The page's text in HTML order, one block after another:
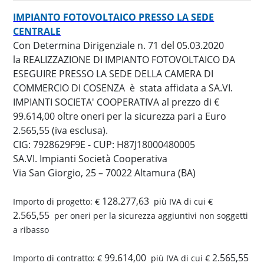
IMPIANTO FOTOVOLTAICO PRESSO LA SEDE
CENTRALE
Con Determina Dirigenziale n. 71 del 05.03.2020
la REALIZZAZIONE DI IMPIANTO FOTOVOLTAICO DA
ESEGUIRE PRESSO LA SEDE DELLA CAMERA DI
COMMERCIO DI COSENZA è stata affidata a SA.VI.
IMPIANTI SOCIETA' COOPERATIVA al prezzo di €
99.614,00 oltre oneri per la sicurezza pari a Euro
2.565,55 (iva esclusa).
CIG: 7928629F9E - CUP: H87J18000480005
SA.VI. Impianti Società Cooperativa
Via San Giorgio, 25 – 70022 Altamura (BA)
Importo di progetto: € 128.277,63 più IVA di cui €
2.565,55 per oneri per la sicurezza aggiuntivi non soggetti
a ribasso
Importo di contratto: €99.614,00 più IVA di cui €2.565,55